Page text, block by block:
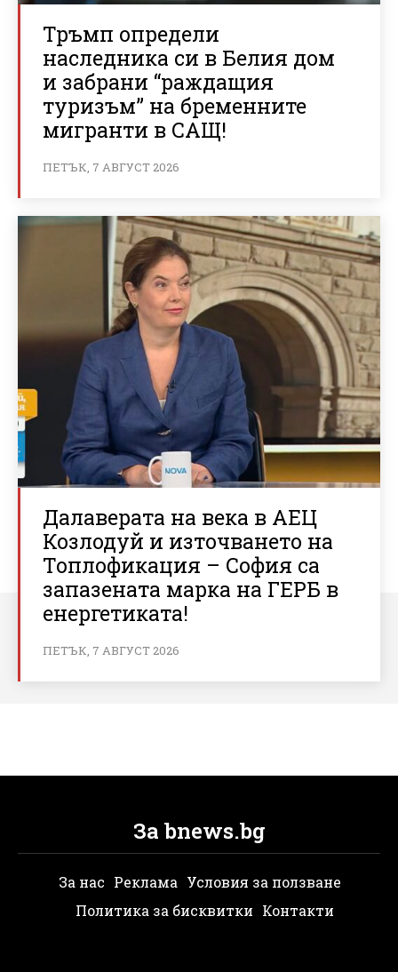
Тръмп определи
наследника си в Белия дом
и забрани “раждащия
туризъм” на бременните
мигранти в САЩ!
ПЕТЪК, 7 АВГУСТ 2026
Далаверата на века в АЕЦ
Козлодуй и източването на
Топлофикация – София са
запазената марка на ГЕРБ в
енергетиката!
ПЕТЪК, 7 АВГУСТ 2026
За bnews.bg
За нас Реклама Условия за ползване
Политика за бисквитки Контакти